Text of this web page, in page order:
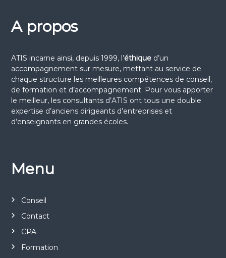
a
o
n
e
a
A propos
ATIS incarne ainsi, depuis 1999, l’éthiqued’un
accompagnement sur mesure, mettant au service de
chaque structure les meilleures compétences de conseil,
de formation et d’accompagnement. Pour vous apporter
le meilleur, les consultants d’ATIS ont tous une double
expertise d’anciens dirigeants d’entreprises et
d’enseignants en grandes écoles.
Menu
Conseil
Contact
CPA
Formation